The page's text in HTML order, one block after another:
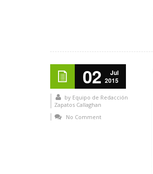
02
Jul
2015
by Equipo de Redacción
Zapatos Callaghan
No Comment